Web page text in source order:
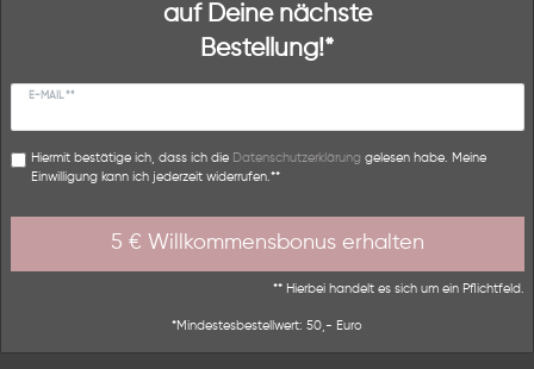
Trend und Inspirationen, möchten wir Dir mit unserem
Label THESSALIE ein ganz besonderes
kombinierbar sind und die Dich jeden Tag
bereichern.Erfahre hier mehr über uns!
ÜBER UNS
Externe Medien
Alle akzeptieren
auf Deine nächste
Bestellung!*
E-MAIL **
Hiermit bestätige ich, dass ich die Daten­schutz­erklärung gelesen habe. Meine
Einwilligung kann ich jederzeit widerrufen.**
5 € Willkommensbonus erhalten
** Hierbei handelt es sich um ein Pflichtfeld.
*Mindestesbestellwert: 50,- Euro